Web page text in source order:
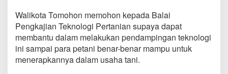
a
n
g
M
e
Walikota Tomohon memohon kepada Balai
Pengkajian Teknologi Pertanian supaya dapat
membantu dalam melakukan pendampingan teknologi
ini sampai para petani benar-benar mampu untuk
menerapkannya dalam usaha tani.